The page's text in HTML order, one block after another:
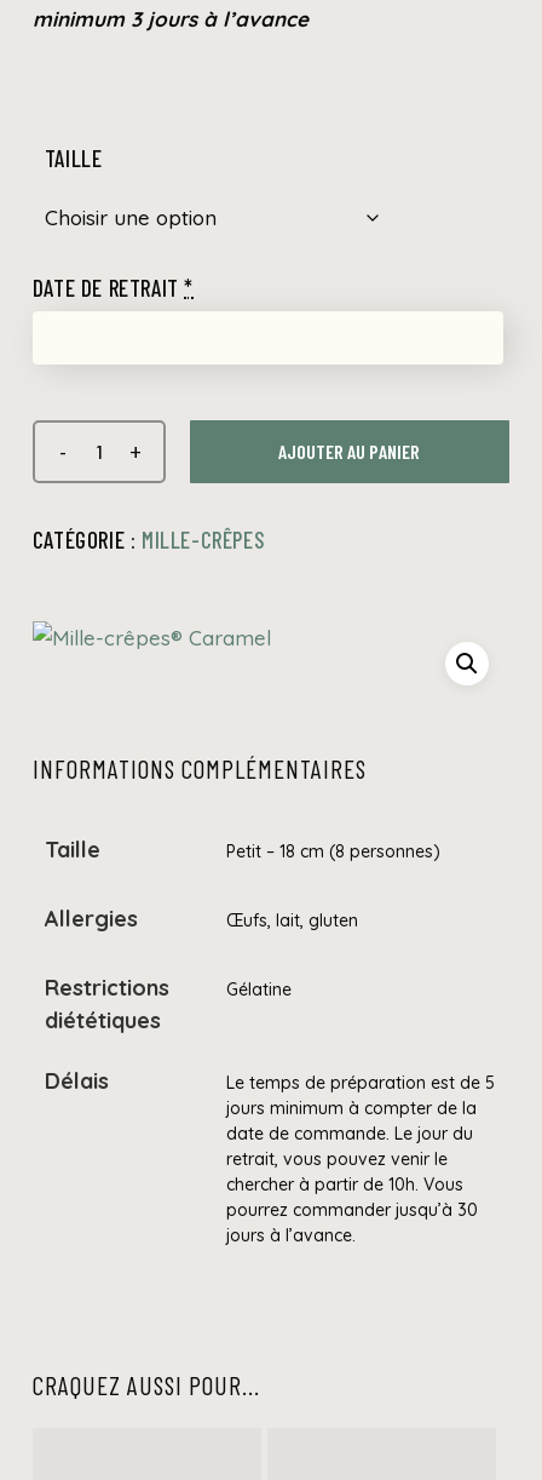
minimum 3 jours à l’avance
TAILLE
DATE DE RETRAIT*
AJOUTER AU PANIER
CATÉGORIE : MILLE-CRÊPES
INFORMATIONS COMPLÉMENTAIRES
Taille Petit – 18 cm (8 personnes)
Allergies Œufs, lait, gluten
Restrictions
diététiques
Gélatine
Délais
Le temps de préparation est de 5
jours minimum à compter de la
date de commande. Le jour du
retrait, vous pouvez venir le
chercher à partir de 10h. Vous
pourrez commander jusqu’à 30
jours à l’avance.
CRAQUEZ AUSSI POUR...